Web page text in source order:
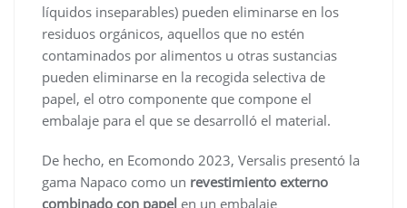
líquidos inseparables) pueden eliminarse en los
residuos orgánicos, aquellos que no estén
contaminados por alimentos u otras sustancias
pueden eliminarse en la recogida selectiva de
papel, el otro componente que compone el
embalaje para el que se desarrolló el material.
De hecho, en Ecomondo 2023, Versalis presentó la
gama Napaco como un revestimiento externo
combinado con papel en un embalaje